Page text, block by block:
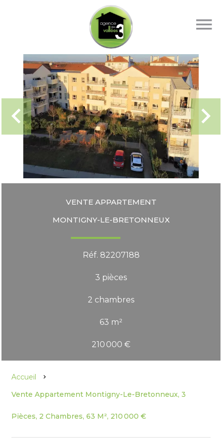
VENTE APPARTEMENT
MONTIGNY-LE-BRETONNEUX
Réf. 82207188
3 pièces
2 chambres
63 m²
210 000 €
Accueil
Vente Appartement Montigny-Le-Bretonneux, 3
Pièces, 2 Chambres, 63 M², 210 000 €